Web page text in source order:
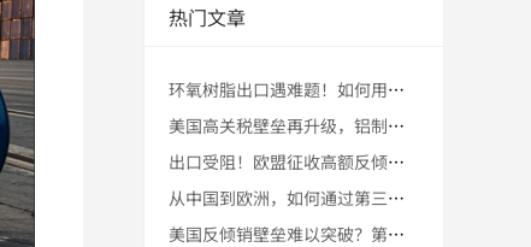
热门文章
环氧树脂出口遇难题！如何用马来西亚转口“曲线救国”再战美国市
美国高关税壁垒再升级，铝制电线电缆出口商如何突围求生？
出口受阻！欧盟征收高额反倾销税，转口贸易竟让中国企业成功突围
从中国到欧洲，如何通过第三国转口贸易规避欧盟反倾销壁垒，实现
美国反倾销壁垒难以突破？第三国转口贸易成五金企业逆袭法宝